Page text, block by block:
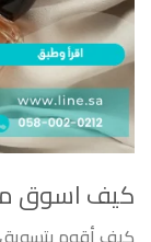
كيف اسوق